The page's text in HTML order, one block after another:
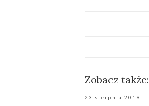
Zobacz także:
23 sierpnia 2019